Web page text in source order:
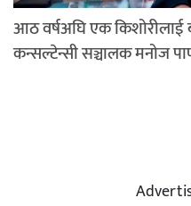
आठ वर्षअघि एक किशोरीलाई
कन्सल्टेन्सी सञ्चालक मनोज